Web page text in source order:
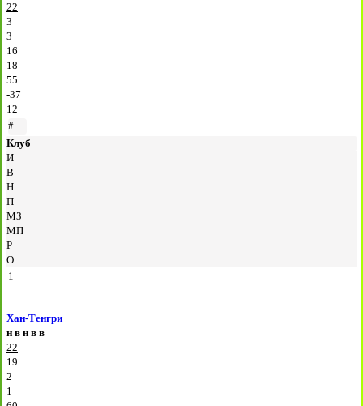
22
3
3
16
18
55
-37
12
#
Клуб
И
В
Н
П
МЗ
МП
Р
О
1
Хан-Тенгри
н в н в в
22
19
2
1